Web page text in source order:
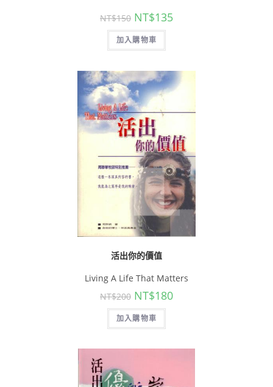
NT$150 NT$135
加入購物車
活出你的價值
Living A Life That Matters
NT$200 NT$180
加入購物車